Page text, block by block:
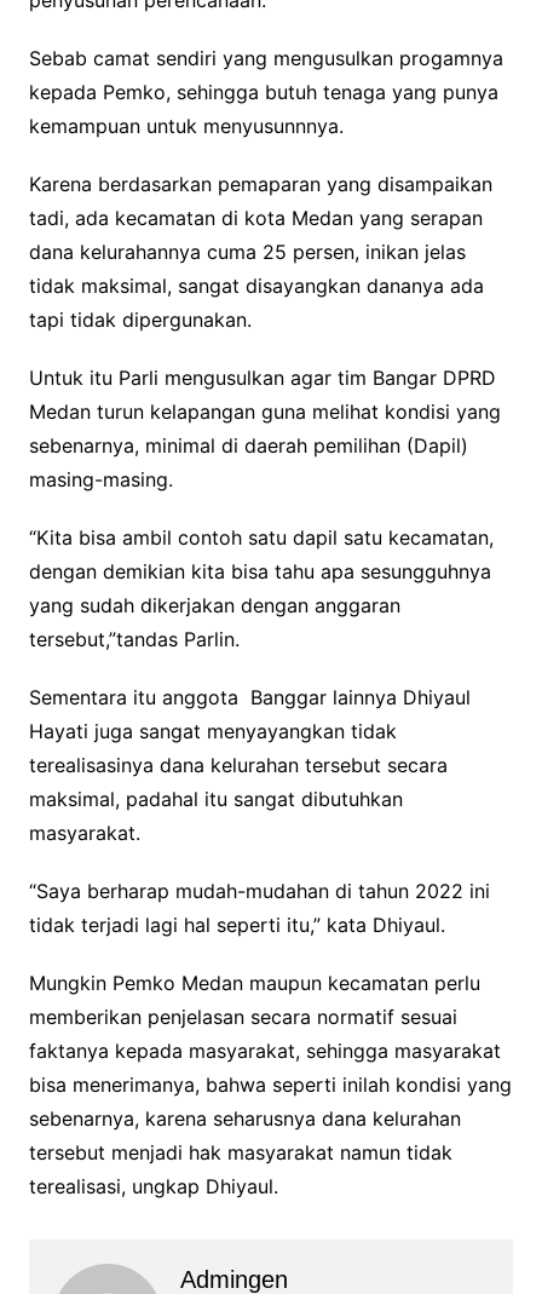
Sebab camat sendiri yang mengusulkan progamnya
kepada Pemko, sehingga butuh tenaga yang punya
kemampuan untuk menyusunnnya.
Karena berdasarkan pemaparan yang disampaikan
tadi, ada kecamatan di kota Medan yang serapan
dana kelurahannya cuma 25 persen, inikan jelas
tidak maksimal, sangat disayangkan dananya ada
tapi tidak dipergunakan.
Untuk itu Parli mengusulkan agar tim Bangar DPRD
Medan turun kelapangan guna melihat kondisi yang
sebenarnya, minimal di daerah pemilihan (Dapil)
masing-masing.
“Kita bisa ambil contoh satu dapil satu kecamatan,
dengan demikian kita bisa tahu apa sesungguhnya
yang sudah dikerjakan dengan anggaran
tersebut,”tandas Parlin.
Sementara itu anggota Banggar lainnya Dhiyaul
Hayati juga sangat menyayangkan tidak
terealisasinya dana kelurahan tersebut secara
maksimal, padahal itu sangat dibutuhkan
masyarakat.
“Saya berharap mudah-mudahan di tahun 2022 ini
tidak terjadi lagi hal seperti itu,” kata Dhiyaul.
Mungkin Pemko Medan maupun kecamatan perlu
memberikan penjelasan secara normatif sesuai
faktanya kepada masyarakat, sehingga masyarakat
bisa menerimanya, bahwa seperti inilah kondisi yang
sebenarnya, karena seharusnya dana kelurahan
tersebut menjadi hak masyarakat namun tidak
terealisasi, ungkap Dhiyaul.
Admingen